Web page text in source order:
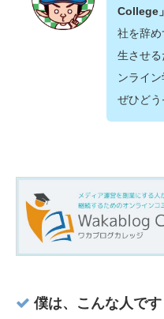
College」
社を辞
生させ
ンライ
ぜひどう
僕は、こんな人です